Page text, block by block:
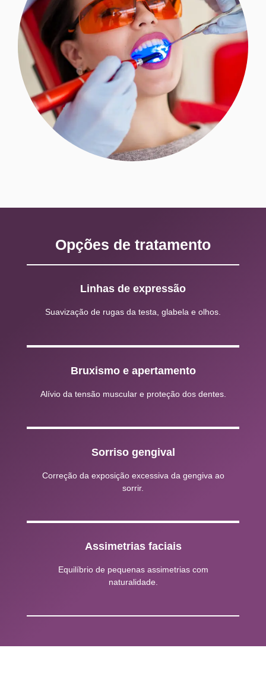
Opções de tratamento
Linhas de expressão
Suavização de rugas da testa, glabela e olhos.
Bruxismo e apertamento
Alívio da tensão muscular e proteção dos dentes.
Sorriso gengival
Correção da exposição excessiva da gengiva ao
sorrir.
Assimetrias faciais
Equilíbrio de pequenas assimetrias com
naturalidade.